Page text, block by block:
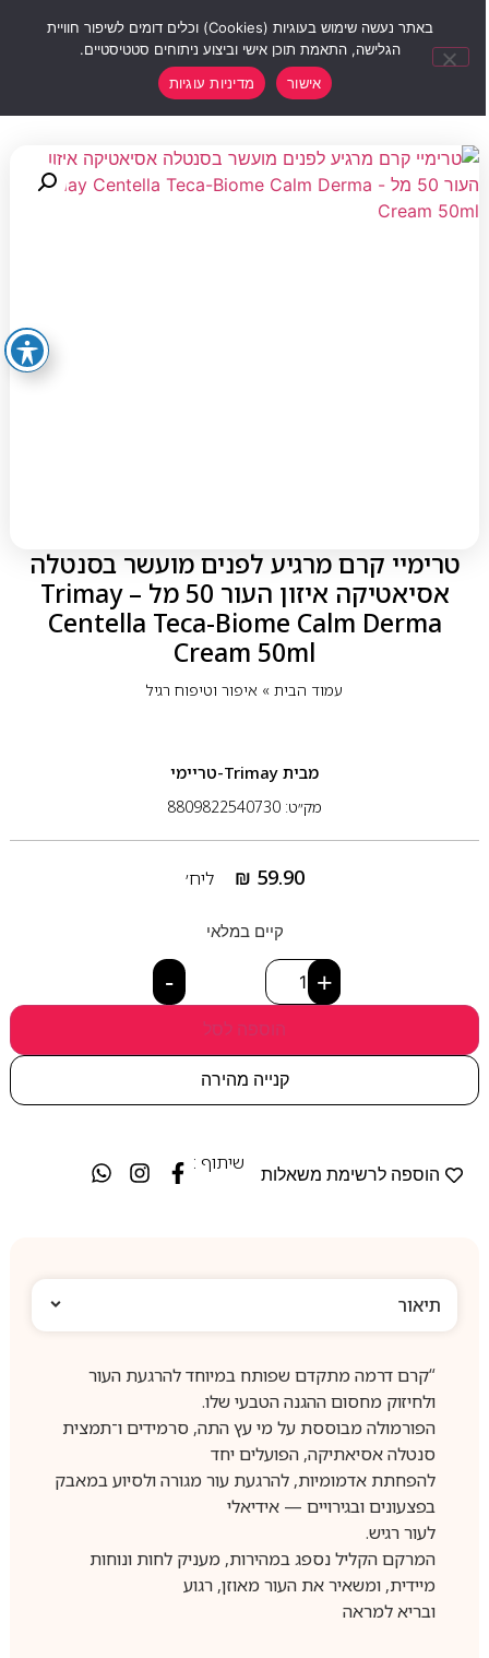
טרימיי קרם מרגיע לפנים מועשר בסנטלה
אסיאטיקה איזון העור 50 מל – Trimay
Centella Teca-Biome Calm Derma
Cream 50ml
עמוד הבית» איפור וטיפוח רגיל
מבית Trimay-טריימי
מק״ט: 8809822540730
₪ 59.90 ליח׳
קיים במלאי
- +
הוספה לסל
קנייה מהירה
הוספה לרשימת משאלות
שיתוף :
תיאור
“קרם דרמה מתקדם שפותח במיוחד להרגעת העור
ולחיזוק מחסום ההגנה הטבעי שלו.
הפורמולה מבוססת על מי עץ התה, סרמידים ו־תמצית
סנטלה אסיאתיקה, הפועלים יחד
להפחתת אדמומיות, להרגעת עור מגורה ולסיוע במאבק
בפצעונים ובגירויים — אידיאלי
לעור רגיש.
המרקם הקליל נספג במהירות, מעניק לחות ונוחות
מיידית, ומשאיר את העור מאוזן, רגוע
ובריא למראה
באתר נעשה שימוש בעוגיות (Cookies) וכלים דומים לשיפור חוויית
הגלישה, התאמת תוכן אישי וביצוע ניתוחים סטטיסטיים.
אישור
מדיניות עוגיות